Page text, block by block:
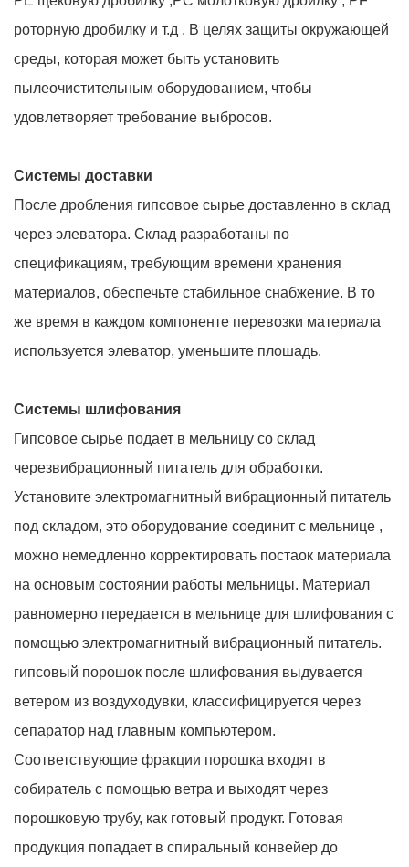
роторную дробилку и т.д . В целях защиты окружающей
среды, которая может быть установить
пылеочистительным оборудованием, чтобы
удовлетворяет требование выбросов.
Системы доставки
После дробления гипсовое сырье доставленно в склад
через элеватора. Склад разработаны по
спецификациям, требующим времени хранения
материалов, обеспечьте стабильное снабжение. В то
же время в каждом компоненте перевозки материала
используется элеватор, уменьшите плошадь.
Системы шлифования
Гипсовое сырье подает в мельницу со склад
черезвибрационный питатель для обработки.
Установите электромагнитный вибрационный питатель
под складом, это оборудование соединит с мельнице ,
можно немедленно корректировать постаок материала
на основым состоянии работы мельницы. Материал
равномерно передается в мельнице для шлифования с
помощью электромагнитный вибрационный питатель.
гипсовый порошок после шлифования выдувается
ветером из воздуходувки, классифицируется через
сепаратор над главным компьютером.
Соответствующие фракции порошка входят в
собиратель с помощью ветра и выходят через
порошковую трубу, как готовый продукт. Готовая
продукция попадает в спиральный конвейер до